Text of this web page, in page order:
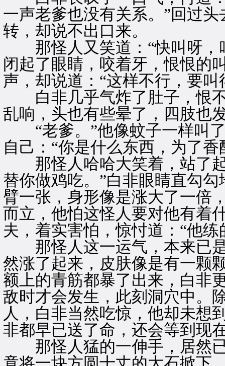
一声老爹也没有关系。”回过
转，却说不出口来。
那怪人又笑道：“快叫呀，
闭起了眼睛，咬着牙，恨恨的
声，却说道：“这样不行，要
白非几乎气炸了肚子，恨不
乱响，头也有些晕了，四肢也
“老爹。”他像蚊子一样叫了
自己：“你是什么东西，为了
那怪人哈哈大笑着，站了起
替你做鸡吃。”白非眼睛直勾
臂一张，身形像是涨大了一倍
而立，他怕这怪人要对他有着
夫，着实害怕，惊忖道：“他
那怪人这一运气，本来已是
然涨了起来，皮肤像是有一颗
额上的青筋都暴了出来，白非
敌时才会发生，此刻洞穴中。
人，白非当然吃惊，他却未想
非都早已送了命，还会等到现
那怪人猛的一伸手，居然已